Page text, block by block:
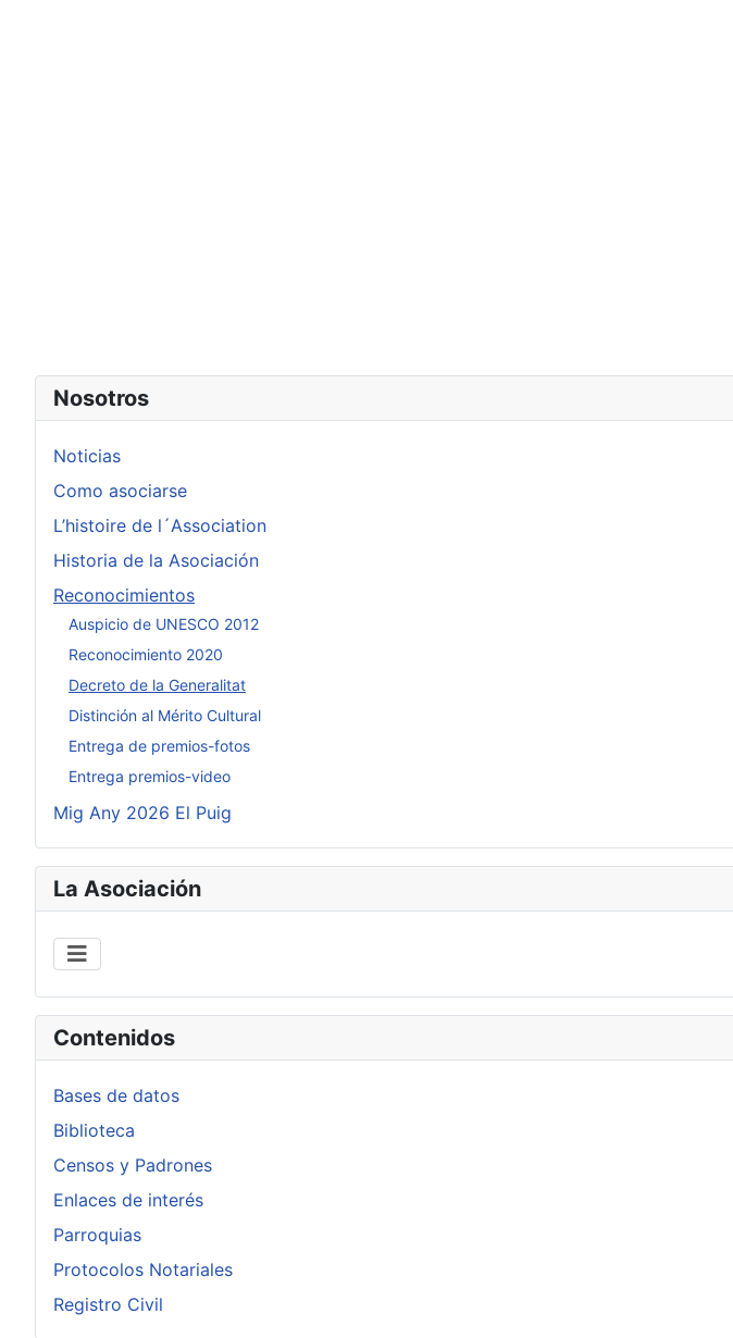
Nosotros
Noticias
Como asociarse
L’histoire de l´Association
Historia de la Asociación
Reconocimientos
Auspicio de UNESCO 2012
Reconocimiento 2020
Decreto de la Generalitat
Distinción al Mérito Cultural
Entrega de premios-fotos
Entrega premios-video
Mig Any 2026 El Puig
La Asociación
Contenidos
Bases de datos
Biblioteca
Censos y Padrones
Enlaces de interés
Parroquias
Protocolos Notariales
Registro Civil